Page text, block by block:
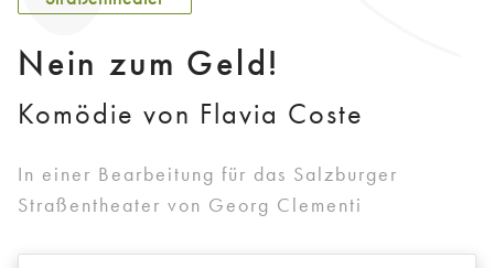
Nein zum Geld!
Komödie von Flavia Coste
In einer Bearbeitung für das Salzburger
Straßentheater von Georg Clementi